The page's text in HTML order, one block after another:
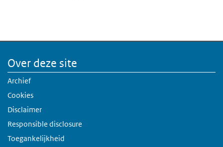
Over deze site
Archief
Cookies
Disclaimer
Responsible disclosure
Toegankelijkheid